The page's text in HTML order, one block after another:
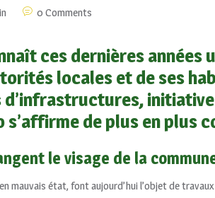
0 Comments
ces dernières années
locales et de ses
de plus en plus
le visage de la
mauvais état, font aujourd’hui l’objet de